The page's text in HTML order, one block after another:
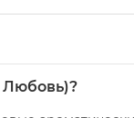
Любовь)?